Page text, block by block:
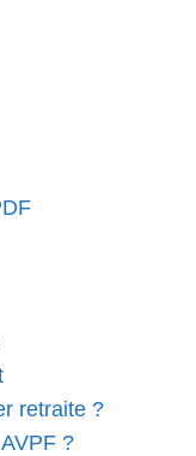
retraite ?
?